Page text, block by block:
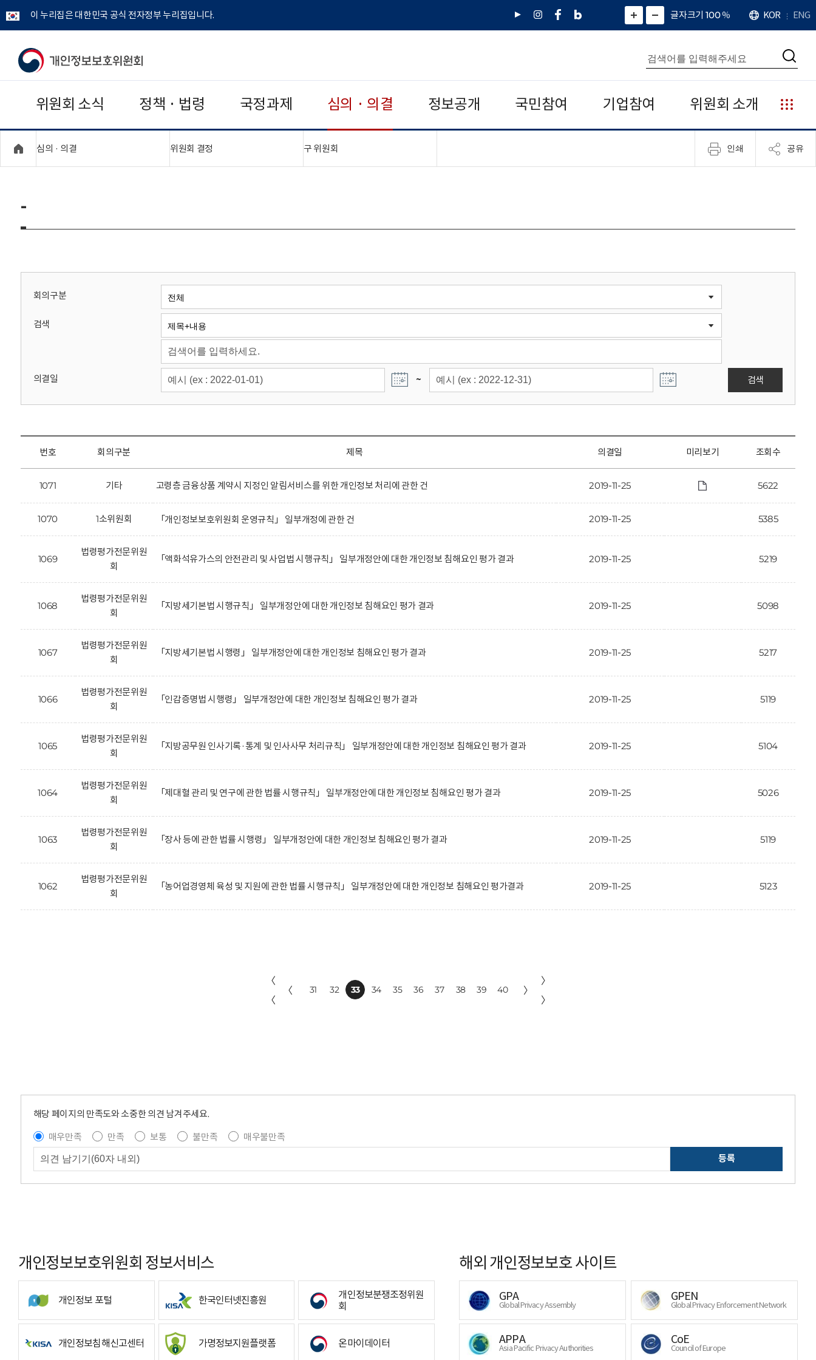
이 누리집은 대한민국 공식 전자정부 누리집입니다.
유
인
페
네
그
)
화
면
면
소
확
대
치
글자크기 100%
언
어
KOR ENG
개
보
보
위
회
통
합
검
색
검
위원회 소식 정책 · 법령 국정과제 심의 · 의결 정보공개 국민참여 기업참여 위원회 소개
누
리
집
안
심의 · 의결 위원회 결정 구 위원회 인쇄 공유
-
회의구분
검색
의결일 ~ 검색
번호 회의구분 제목 의결일 미리보기 조회수
1071 기타 고령층 금융상품 계약시 지정인 알림서비스를 위한 개인정보 처리에 관한 건 2019-11-25 5622
1070 1소위원회 「개인정보보호위원회 운영규칙」 일부개정에 관한 건 2019-11-25 5385
1069
법령평가전문위원
회
「액화석유가스의 안전관리 및 사업법 시행규칙」 일부개정안에 대한 개인정보 침해요인 평가 결과 2019-11-25 5219
1068
법령평가전문위원
회
「지방세기본법 시행규칙」 일부개정안에 대한 개인정보 침해요인 평가 결과 2019-11-25 5098
1067
법령평가전문위원
회
「지방세기본법 시행령」 일부개정안에 대한 개인정보 침해요인 평가 결과 2019-11-25 5217
1066
법령평가전문위원
회
「인감증명법 시행령」 일부개정안에 대한 개인정보 침해요인 평가 결과 2019-11-25 5119
1065
법령평가전문위원
회
「지방공무원 인사기록·통계 및 인사사무 처리규칙」 일부개정안에 대한 개인정보 침해요인 평가 결과 2019-11-25 5104
1064
법령평가전문위원
회
「제대혈 관리 및 연구에 관한 법률 시행규칙」 일부개정안에 대한 개인정보 침해요인 평가 결과 2019-11-25 5026
1063
법령평가전문위원
회
「장사 등에 관한 법률 시행령」 일부개정안에 대한 개인정보 침해요인 평가 결과 2019-11-25 5119
1062
법령평가전문위원
회
「농어업경영체 육성 및 지원에 관한 법률 시행규칙」 일부개정안에 대한 개인정보 침해요인 평가결과 2019-11-25 5123
〈
〈
〈 31 32 33 34 35 36 37 38 39 40 〉
〉
〉
해당 페이지의 만족도와 소중한 의견 남겨주세요.
매우만족
만족 보통 불만족
매우불만족
등록
개인정보보호위원회 정보서비스
개인정보 포털 한국인터넷진흥원
개인정보분쟁조정위원
회
개인정보침해신고센터 가명정보지원플랫폼 온마이데이터
해외 개인정보보호 사이트
GPA
Global Privacy Assembly
GPEN
Global Privacy Enforcement Network
APPA
Asia Pacific Privacy Authorities
CoE
Council of Europe